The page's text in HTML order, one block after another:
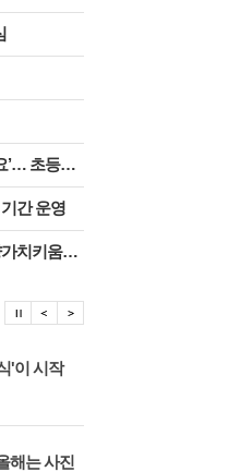
봄사업 추진
간 운영
서 감동의 무대
'이 시작
해는 사진
포토이슈 이전보기
포토이슈 정지